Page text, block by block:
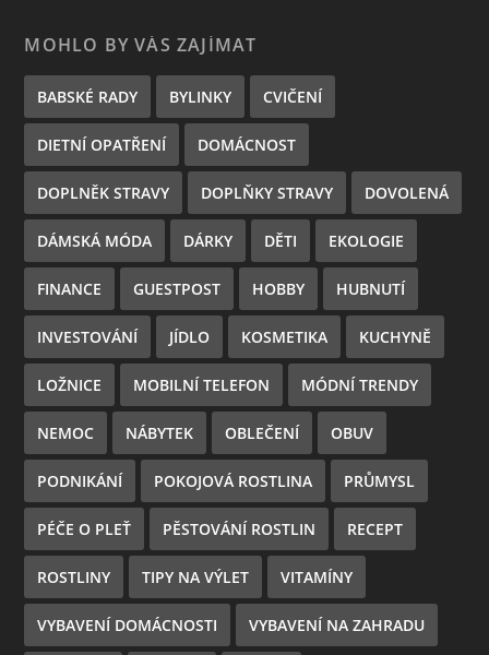
MOHLO BY VÁS ZAJÍMAT
BABSKÉ RADY BYLINKY CVIČENÍ
DIETNÍ OPATŘENÍ DOMÁCNOST
DOPLNĚK STRAVY DOPLŇKY STRAVY DOVOLENÁ
DÁMSKÁ MÓDA DÁRKY DĚTI EKOLOGIE
FINANCE GUESTPOST HOBBY HUBNUTÍ
INVESTOVÁNÍ JÍDLO KOSMETIKA KUCHYNĚ
LOŽNICE MOBILNÍ TELEFON MÓDNÍ TRENDY
NEMOC NÁBYTEK OBLEČENÍ OBUV
PODNIKÁNÍ POKOJOVÁ ROSTLINA PRŮMYSL
PÉČE O PLEŤ PĚSTOVÁNÍ ROSTLIN RECEPT
ROSTLINY TIPY NA VÝLET VITAMÍNY
VYBAVENÍ DOMÁCNOSTI VYBAVENÍ NA ZAHRADU